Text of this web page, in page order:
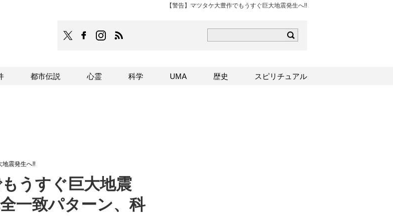
【警告】マツタケ大豊作でもうすぐ巨大地震発生へ!!
TOCANAのFacebookはこちら
TOCANAのinstagramはこちら
地震発生へ!!
うすぐ巨大地震
一致パターン、科
都市伝説 心霊 科学 UMA 歴史 スピリチュアル